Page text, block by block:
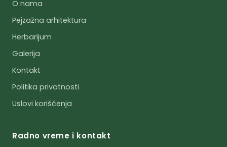
O nama
Pejzažna arhitektura
Herbarijum
Galerija
Kontakt
Politika privatnosti
Uslovi korišćenja
Radno vreme i kontakt